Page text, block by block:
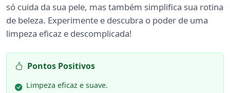
só cuida da sua pele, mas também simplifica sua rotina
de beleza. Experimente e descubra o poder de uma
limpeza eficaz e descomplicada!
Pontos Positivos
Limpeza eficaz e suave.